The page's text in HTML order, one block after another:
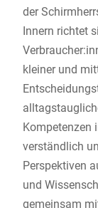
der
Innern richtet
kleiner und
Kompetenzen
verständlich
Perspektiven
und
gemeinsam